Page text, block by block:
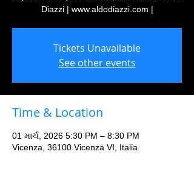
Diazzi | www.aldodiazzi.com |
Tickets Unavailable
See other events
Time & Location
01 માર્ચ, 2026 5:30 PM – 8:30 PM
Vicenza, 36100 Vicenza VI, Italia